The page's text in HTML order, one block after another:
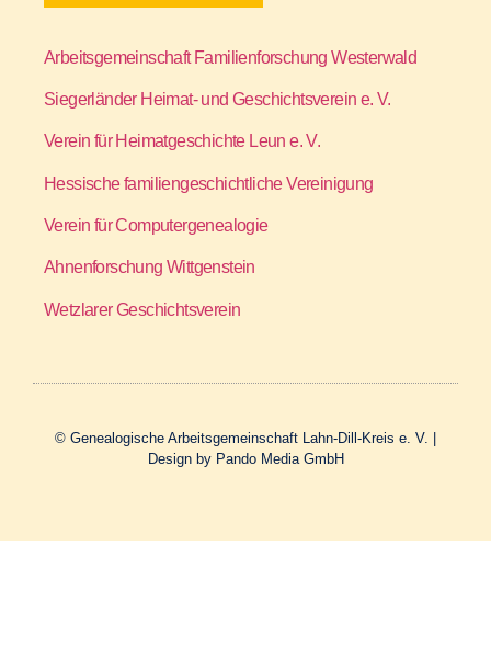
Arbeitsgemeinschaft Familienforschung Westerwald
Siegerländer Heimat- und Geschichtsverein e. V.
Verein für Heimatgeschichte Leun e. V.
Hessische familiengeschichtliche Vereinigung
Verein für Computergenealogie
Ahnenforschung Wittgenstein
Wetzlarer Geschichtsverein
© Genealogische Arbeitsgemeinschaft Lahn-Dill-Kreis e. V. |
Design by Pando Media GmbH